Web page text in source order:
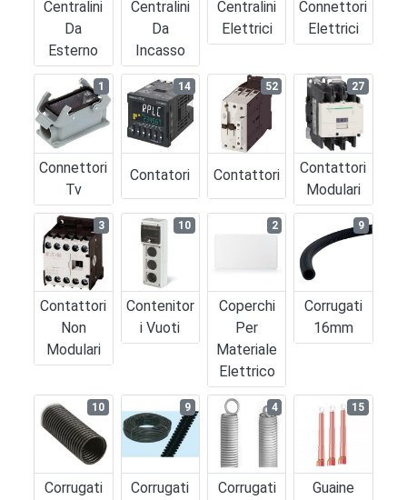
Centralini
Da
Esterno
Centralini
Da
Incasso
Centralini
Elettrici
Connettori
Elettrici
Connettori
Tv
1
Contatori
14
Contattori
52
Contattori
Modulari
27
Contattori
Non
Modulari
3
Contenitor
I Vuoti
10
Coperchi
Per
Materiale
Elettrico
2
Corrugati
16mm
9
Corrugati
10
Corrugati
9
Corrugati
4
Guaine
15